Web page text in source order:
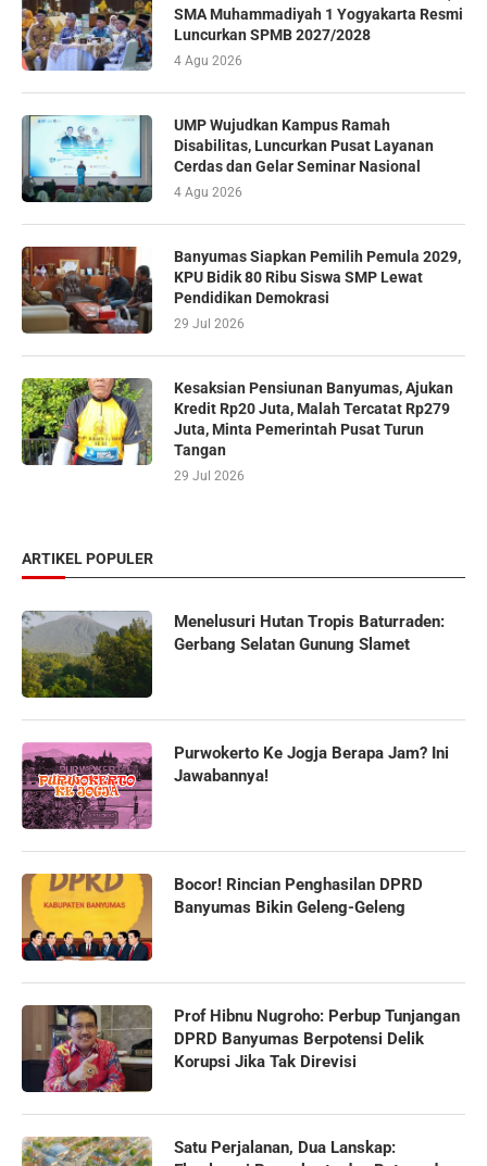
SMA Muhammadiyah 1 Yogyakarta Resmi
Luncurkan SPMB 2027/2028
4 Agu 2026
UMP Wujudkan Kampus Ramah
Disabilitas, Luncurkan Pusat Layanan
Cerdas dan Gelar Seminar Nasional
4 Agu 2026
Banyumas Siapkan Pemilih Pemula 2029,
KPU Bidik 80 Ribu Siswa SMP Lewat
Pendidikan Demokrasi
29 Jul 2026
Kesaksian Pensiunan Banyumas, Ajukan
Kredit Rp20 Juta, Malah Tercatat Rp279
Juta, Minta Pemerintah Pusat Turun
Tangan
29 Jul 2026
ARTIKEL POPULER
Menelusuri Hutan Tropis Baturraden:
Gerbang Selatan Gunung Slamet
Purwokerto Ke Jogja Berapa Jam? Ini
Jawabannya!
Bocor! Rincian Penghasilan DPRD
Banyumas Bikin Geleng-Geleng
Prof Hibnu Nugroho: Perbup Tunjangan
DPRD Banyumas Berpotensi Delik
Korupsi Jika Tak Direvisi
Satu Perjalanan, Dua Lanskap: